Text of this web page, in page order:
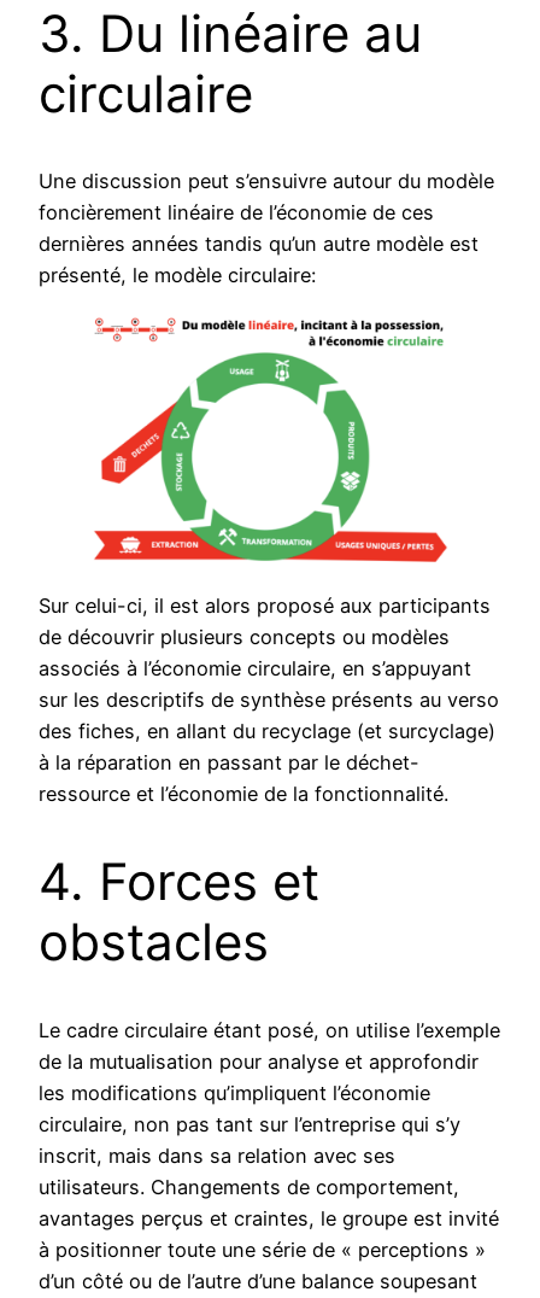
3. Du linéaire au
circulaire
Une discussion peut s’ensuivre autour du modèle
foncièrement linéaire de l’économie de ces
dernières années tandis qu’un autre modèle est
présenté, le modèle circulaire:
Sur celui-ci, il est alors proposé aux participants
de découvrir plusieurs concepts ou modèles
associés à l’économie circulaire, en s’appuyant
sur les descriptifs de synthèse présents au verso
des fiches, en allant du recyclage (et surcyclage)
à la réparation en passant par le déchet-
ressource et l’économie de la fonctionnalité.
4. Forces et
obstacles
Le cadre circulaire étant posé, on utilise l’exemple
de la mutualisation pour analyse et approfondir
les modifications qu’impliquent l’économie
circulaire, non pas tant sur l’entreprise qui s’y
inscrit, mais dans sa relation avec ses
utilisateurs. Changements de comportement,
avantages perçus et craintes, le groupe est invité
à positionner toute une série de « perceptions »
d’un côté ou de l’autre d’une balance soupesant